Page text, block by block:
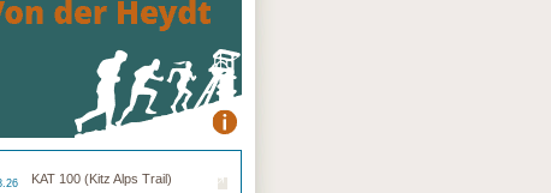
KAT 100 (Kitz Alps Trail)